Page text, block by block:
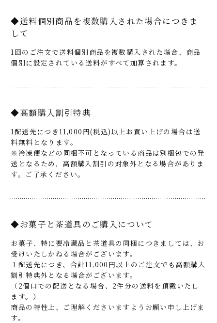
◆送料個別商品を複数購入された場合につきま
して
1回のご注文で送料個別商品を複数購入された場合、商品
個別に設定されている送料がすべて加算されます。
◆高額購入割引特典
1配送先につき11,000円(税込)以上お買い上げの場合は送
料無料となります。
※冷凍便などの同梱不可となっている商品は別梱包での発
送となるため、高額購入割引の対象外となる場合がありま
す。ご了承ください。
◆お菓子と茶道具のご購入について
お菓子、特に要冷蔵品と茶道具の同梱につきましては、お
受けいたしかねる場合がございます。
１配送先につき、合計11,000円以上のご注文でも高額購入
割引特典外となる場合がございます。
（2個口での配送となる場合、2件分の送料を頂戴いたし
ます。）
商品の特性上、ご理解くださいますようお願い申し上げま
す。